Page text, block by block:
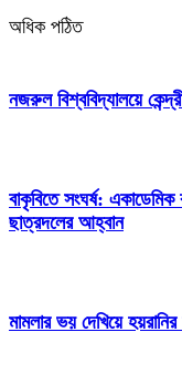
অধিক পঠিত
নজরুল বিশ্ববিদ্যালয়ে
বাকৃবিতে সংঘর্ষ:
ছাত্রদলের আহ্বান
মামলার ভয় দেখিয়ে